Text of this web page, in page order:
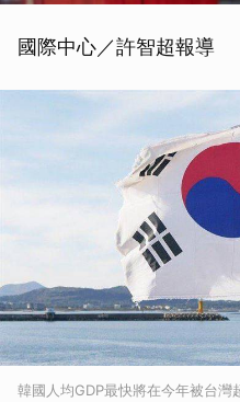
國際中心／許智超報導
韓國人均GDP最快將在今年被台